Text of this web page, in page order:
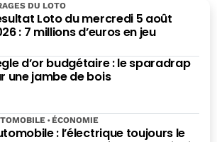
Loto du mercredi 5 août
: 7 millions d’euros en jeu
DU LOTO
d’or budgétaire : le sparadrap
une jambe de bois
: l’électrique toujours le
ÉCONOMIE